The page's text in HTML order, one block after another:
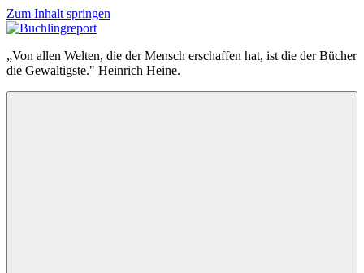
Zum Inhalt springen
Buchlingreport
„Von allen Welten, die der Mensch erschaffen hat, ist die der Bücher
die Gewaltigste." Heinrich Heine.